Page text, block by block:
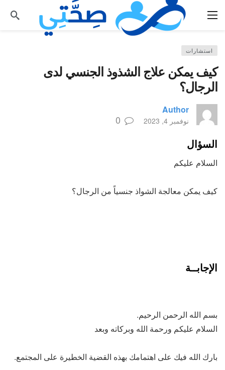
استشارات
كيف يمكن علاج الشذوذ الجنسي لدى
الرجال؟
Author
نوفمبر 4, 2023 0
السؤال
السلام عليكم
كيف يمكن معالجة الشواذ جنسياً من الرجال؟
الإجابــة
بسم الله الرحمن الرحيم.
السلام عليكم ورحمة الله وبركاته وبعد
بارك الله فيك على اهتمامك بهذه القضية الخطيرة على المجتمع.